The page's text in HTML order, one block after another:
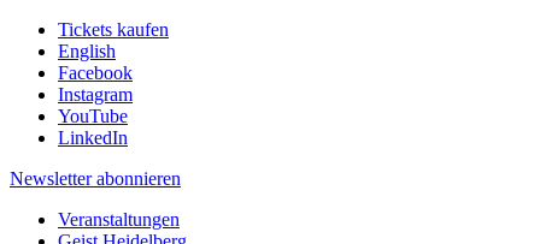
Tickets kaufen
English
Facebook
Instagram
YouTube
LinkedIn
Newsletter abonnieren
Veranstaltungen